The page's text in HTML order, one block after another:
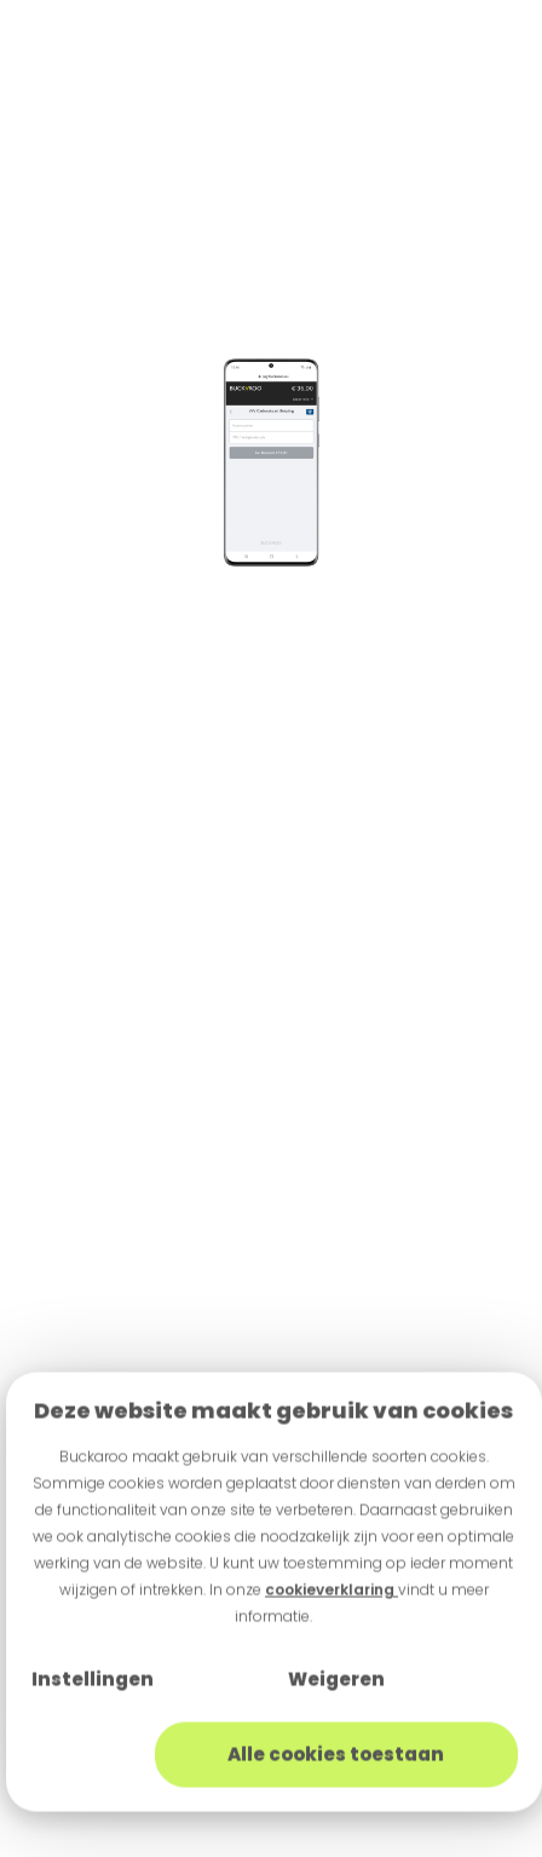
Deze website maakt gebruik van cookies
Buckaroo maakt gebruik van verschillende soorten cookies.
Sommige cookies worden geplaatst door diensten van derden om
de functionaliteit van onze site te verbeteren. Daarnaast gebruiken
we ook analytische cookies die noodzakelijk zijn voor een optimale
werking van de website. U kunt uw toestemming op ieder moment
wijzigen of intrekken. In onze cookieverklaring vindt u meer
informatie.
Instellingen Weigeren
Alle cookies toestaan